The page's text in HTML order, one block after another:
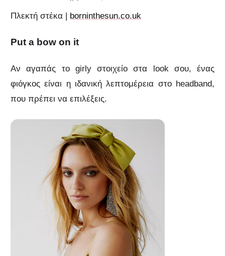
Πλεκτή στέκα | borninthesun.co.uk
Put a bow on it
Αν αγαπάς το girly στοιχείο στα look σου, ένας
φιόγκος είναι η ιδανική λεπτομέρεια στο headband,
που πρέπει να επιλέξεις.